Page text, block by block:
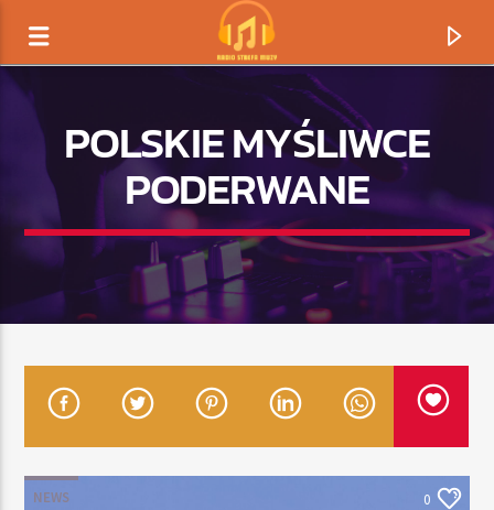
TERAZ GRAMY
TYTUŁ
ARTYSTA
POLSKIE MYŚLIWCE
PODERWANE
NEWS 0